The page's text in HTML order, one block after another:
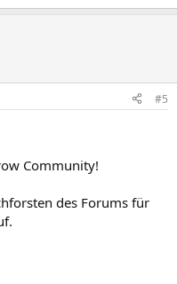
#5
Community!
des Forums für